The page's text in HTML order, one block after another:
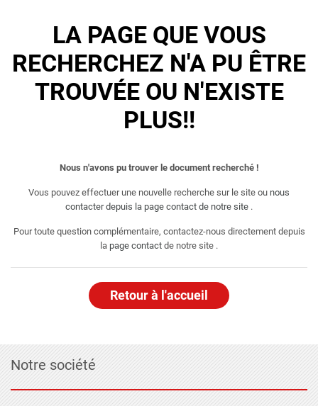
LA PAGE QUE VOUS
RECHERCHEZ N'A PU ÊTRE
TROUVÉE OU N'EXISTE
PLUS!!
Nous n'avons pu trouver le document recherché !
Vous pouvez effectuer une nouvelle recherche sur le site ou nous
contacter depuis la page contact de notre site .
Pour toute question complémentaire, contactez-nous directement depuis
la page contact de notre site .
Retour à l'accueil
Notre société